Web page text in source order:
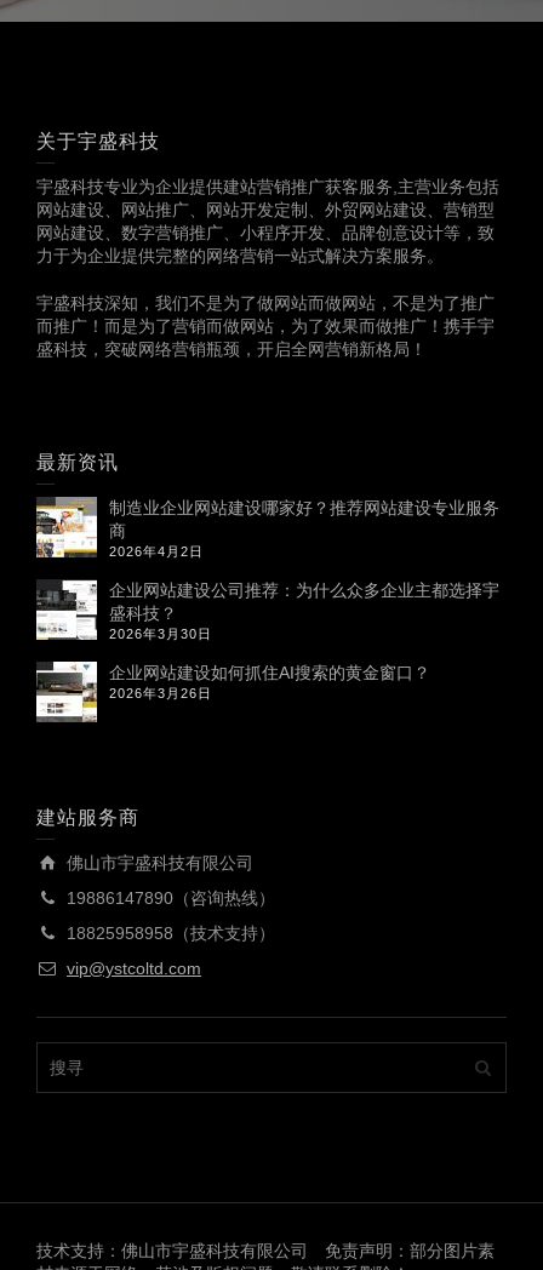
关于宇盛科技
宇盛科技专业为企业提供建站营销推广获客服务,主营业务包括
网站建设、网站推广、网站开发定制、外贸网站建设、营销型
网站建设、数字营销推广、小程序开发、品牌创意设计等，致
力于为企业提供完整的网络营销一站式解决方案服务。
宇盛科技深知，我们不是为了做网站而做网站，不是为了推广
而推广！而是为了营销而做网站，为了效果而做推广！携手宇
盛科技，突破网络营销瓶颈，开启全网营销新格局！
最新资讯
制造业企业网站建设哪家好？推荐网站建设专业服务
商
2026年4月2日
企业网站建设公司推荐：为什么众多企业主都选择宇
盛科技？
2026年3月30日
企业网站建设如何抓住AI搜索的黄金窗口？
2026年3月26日
建站服务商
佛山市宇盛科技有限公司
19886147890（咨询热线）
18825958958（技术支持）
vip@ystcoltd.com
技术支持：佛山市宇盛科技有限公司 免责声明：部分图片素